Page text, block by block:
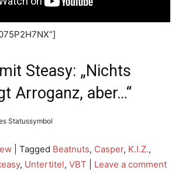
Steasy: „Nichts
Arroganz, aber…“
Statussymbol
Tagged Beatnuts, Casper, K.I.Z.,
, Untertitel, VBT Leave a comment